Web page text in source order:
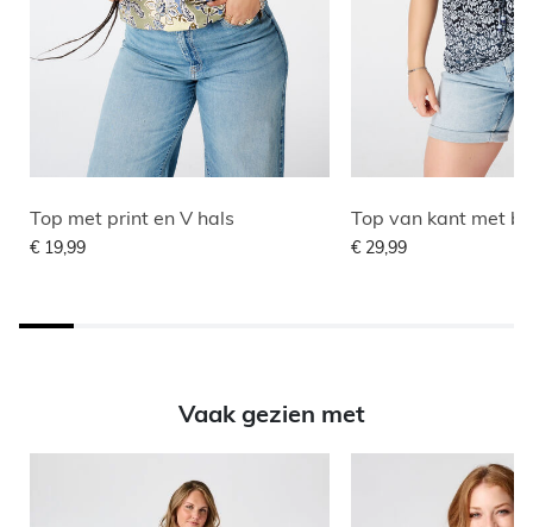
Top met print en V hals
€ 19,99
Top van kant met
€ 29,99
Vaak gezien met